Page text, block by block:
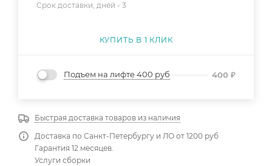
Срок доставки, дней - 3
КУПИТЬ В 1 КЛИК
Подъем на лифте 400 руб 400 ₽
Быстрая доставка товаров из наличия
Доставка по Санкт-Петербургу и ЛО от 1200 руб
Гарантия 12 месяцев.
Услуги сборки